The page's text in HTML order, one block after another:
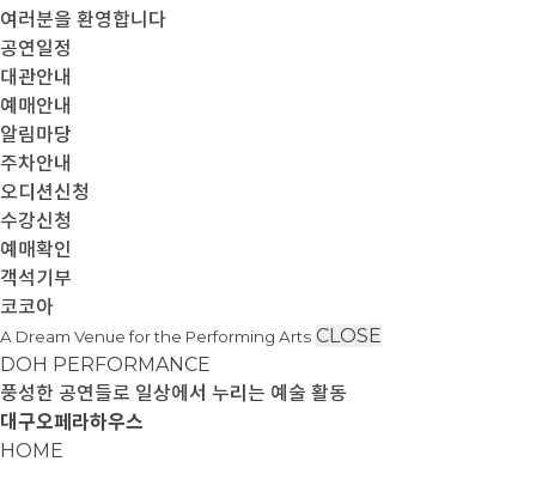
여러분을 환영합니다
공연일정
대관안내
예매안내
알림마당
주차안내
오디션신청
수강신청
예매확인
객석기부
코코아
A Dream Venue for the Performing Arts CLOSE
DOH PERFORMANCE
풍성한 공연들로 일상에서 누리는 예술 활동
대구오페라하우스
HOME